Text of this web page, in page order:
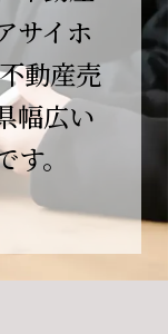
したの
客様、お
、そして
様のおか
す。
学びをい
ぎません。
サイホ
動産売
幅広い
。